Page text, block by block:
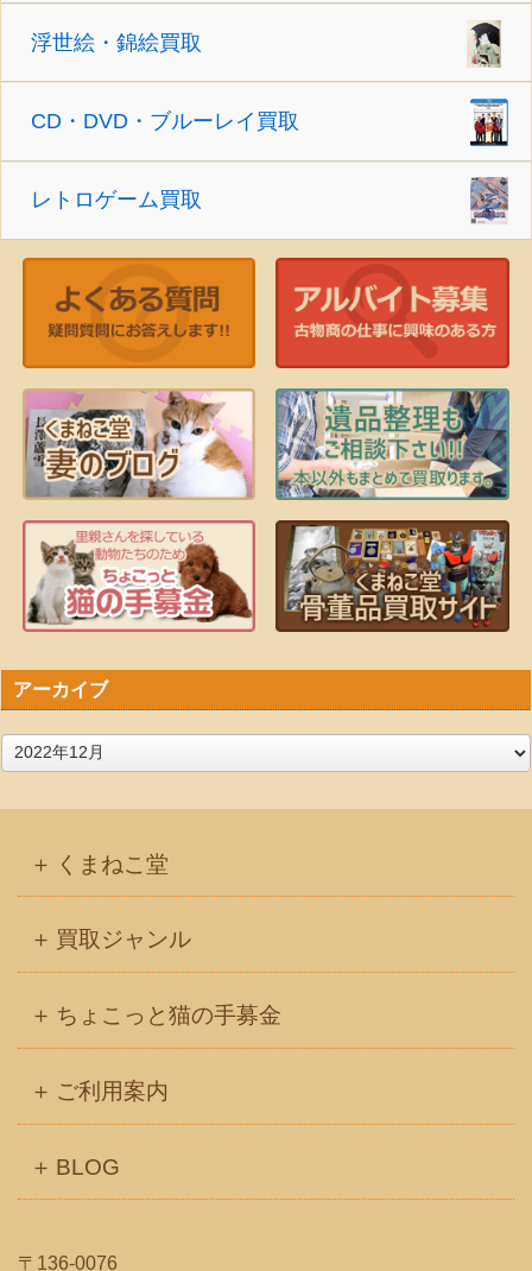
浮世絵・錦絵買取
CD・DVD・ブルーレイ買取
レトロゲーム買取
アーカイブ
ア
くまねこ堂
買取ジャンル
ちょこっと猫の手募金
ご利用案内
BLOG
〒136-0076